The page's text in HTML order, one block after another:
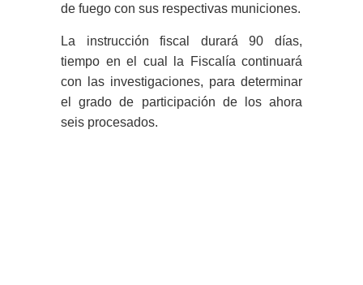
de fuego con sus respectivas municiones.
La instrucción fiscal durará 90 días,
tiempo en el cual la Fiscalía continuará
con las investigaciones, para determinar
el grado de participación de los ahora
seis procesados.